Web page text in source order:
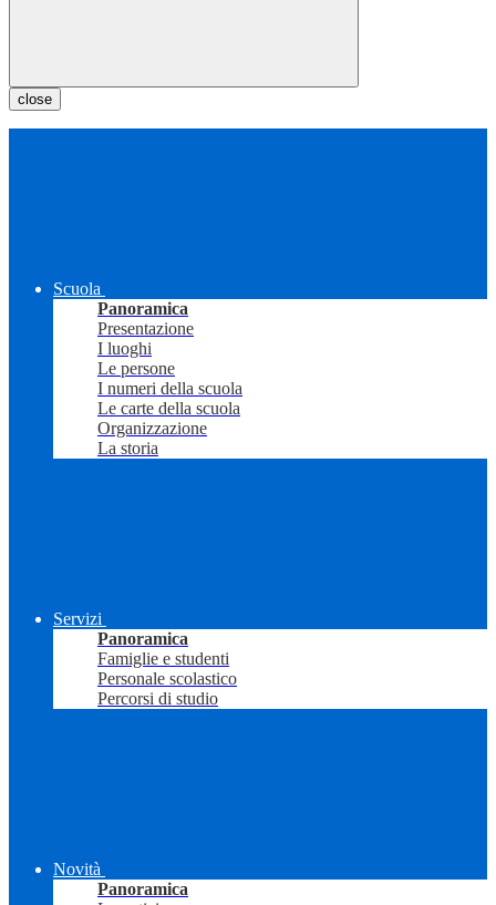
close
Scuola
Panoramica
Presentazione
I luoghi
Le persone
I numeri della scuola
Le carte della scuola
Organizzazione
La storia
Servizi
Panoramica
Famiglie e studenti
Personale scolastico
Percorsi di studio
Novità
Panoramica